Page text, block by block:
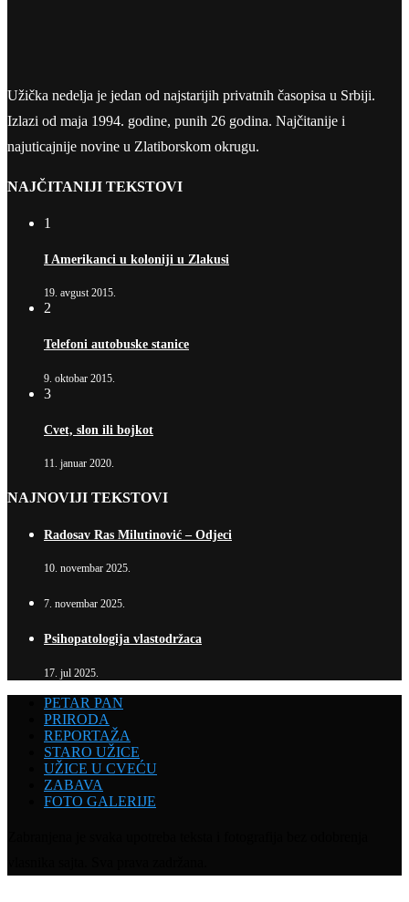
Užička nedelja je jedan od najstarijih privatnih časopisa u Srbiji.
Izlazi od maja 1994. godine, punih 26 godina. Najčitanije i
najuticajnije novine u Zlatiborskom okrugu.
NAJČITANIJI TEKSTOVI
1
I Amerikanci u koloniji u Zlakusi
19. avgust 2015.
2
Telefoni autobuske stanice
9. oktobar 2015.
3
Cvet, slon ili bojkot
11. januar 2020.
NAJNOVIJI TEKSTOVI
Radosav Ras Milutinović – Odjeci
10. novembar 2025.
7. novembar 2025.
Psihopatologija vlastodržaca
17. jul 2025.
PETAR PAN
PRIRODA
REPORTAŽA
STARO UŽICE
UŽICE U CVEĆU
ZABAVA
FOTO GALERIJE